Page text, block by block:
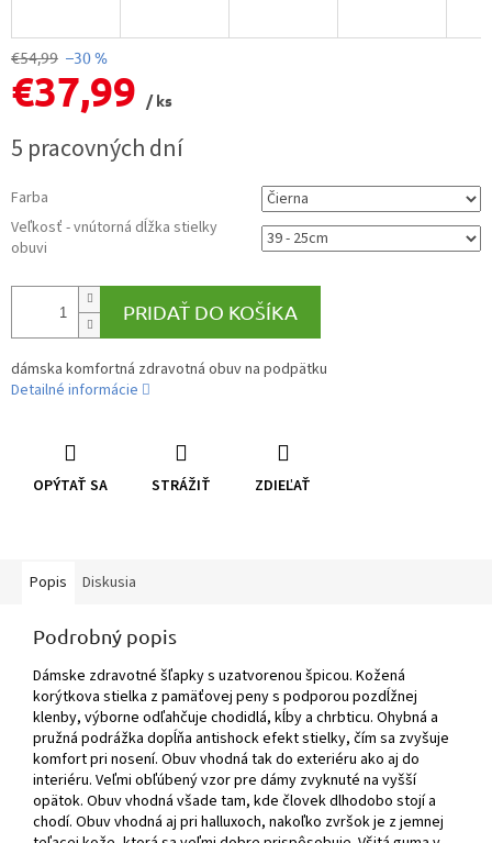
€54,99 –30 %
€37,99
/ ks
cena:
5 pracovných dní
Farba
Veľkosť - vnútorná dĺžka stielky
obuvi
PRIDAŤ DO KOŠÍKA
dámska komfortná zdravotná obuv na podpätku
Detailné informácie
OPÝTAŤ SA STRÁŽIŤ ZDIEĽAŤ
Popis Diskusia
Podrobný popis
Dámske zdravotné šľapky s uzatvorenou špicou. Kožená
korýtkova stielka z pamäťovej peny s podporou pozdĺžnej
klenby, výborne odľahčuje chodidlá, kĺby a chrbticu. Ohybná a
pružná podrážka dopĺňa antishock efekt stielky, čím sa zvyšuje
komfort pri nosení. Obuv vhodná tak do exteriéru ako aj do
interiéru. Veľmi obľúbený vzor pre dámy zvyknuté na vyšší
opätok. Obuv vhodná všade tam, kde človek dlhodobo stojí a
chodí. Obuv vhodná aj pri halluxoch, nakoľko zvršok je z jemnej